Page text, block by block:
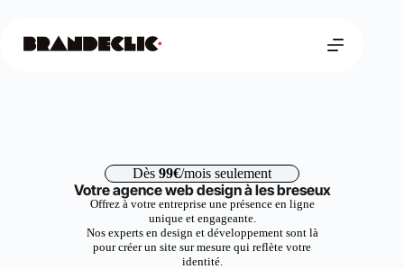
Dès 99€/mois seulement
Votre agence web design à les breseux
Offrez à votre entreprise une présence en ligne
unique et engageante.
Nos experts en design et développement sont là
pour créer un site sur mesure qui reflète votre
identité.